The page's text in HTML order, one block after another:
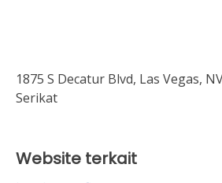
1875 S Decatur Blvd, Las Vegas,
Serikat
Website terkait